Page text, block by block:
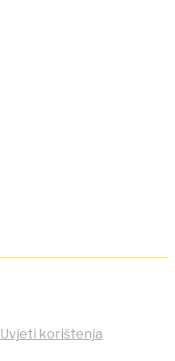
Uvjeti korištenja